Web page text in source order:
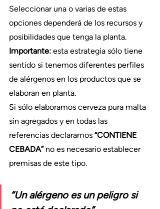
Seleccionar una o varias de estas
opciones dependerá de los recursos y
posibilidades que tenga la planta.
Importante: esta estrategia sólo tiene
sentido si tenemos diferentes perfiles
de alérgenos en los productos que se
elaboran en planta.
Si sólo elaboramos cerveza pura malta
sin agregados y en todas las
referencias declaramos “CONTIENE
CEBADA” no es necesario establecer
premisas de este tipo.
“Un alérgeno es un peligro si